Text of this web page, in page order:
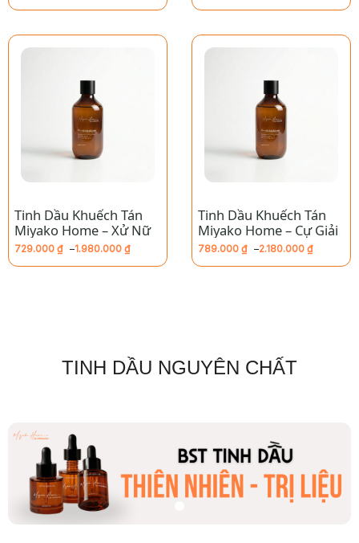
giá:
đến
2.180.000 ₫
giá:
đến
2.980.000 ₫
Tinh Dầu Khuếch Tán
Miyako Home – Xử Nữ
729.000 ₫ –1.980.000 ₫
giá:
Tinh Dầu Khuếch Tán
Miyako Home – Cự Giải
789.000 ₫ –2.180.000 ₫
giá:
TINH DẦU NGUYÊN CHẤT